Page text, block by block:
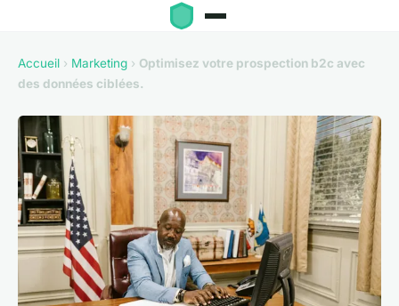
Accueil › Marketing › Optimisez votre prospection b2c avec
des données ciblées.